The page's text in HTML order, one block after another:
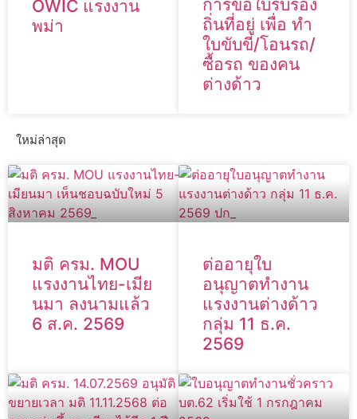
OWIC แรงงาน
พม่า
การขอใบรับรอง
ถิ่นที่อยู่ เพื่อ ทำ
ใบขับขี่/โอนรถ/
ซื้อรถ ของคน
ต่างด้าว
ใหม่ล่าสุด
มติ ครม. MOU
แรงงานไทย-เมีย
นมา ลงนามแล้ว
6 ส.ค. 2569
ต่ออายุใบ
อนุญาตทำงาน
แรงงานต่างด้าว
กลุ่ม 11 ธ.ค.
2569